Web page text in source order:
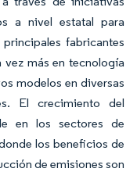
a nivel estatal para
fabricantes
más en tecnología
modelos en diversas
El crecimiento del
en los sectores de
los beneficios de
de emisiones son